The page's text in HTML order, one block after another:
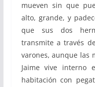
mueven sin que
alto, grande, y
que sus dos
transmite a través
varones, aunque las
Jaime vive interno
habitación con